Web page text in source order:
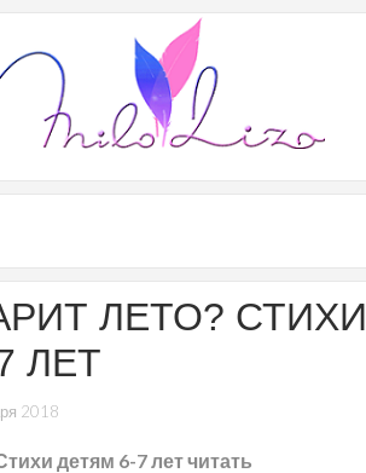
ЛЕТО? СТИХИ
ЛЕТ
2018
детям 6-7 лет читать